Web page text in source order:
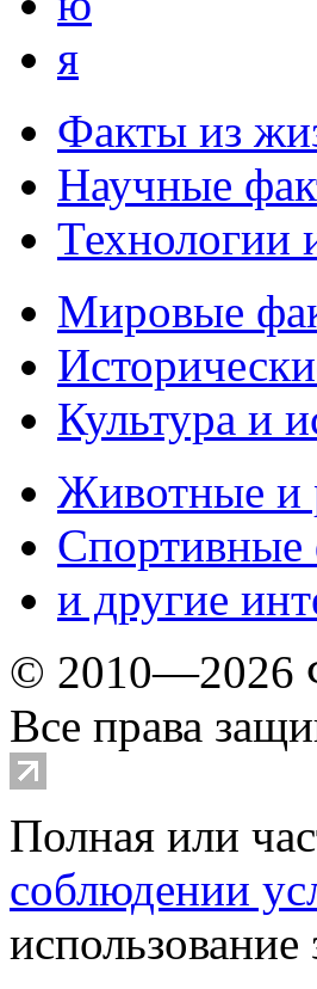
я
Факты из
Научные
Технологии
Мировые
Культура и
Животные и
Спортивные
и другие
© 2010—2026
Все права
Полная или
соблюдении